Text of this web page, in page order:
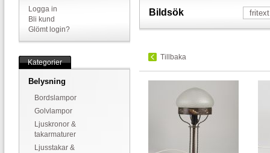
Logga in
Bli kund
Glömt login?
Kategorier
Belysning
Bordslampor
Golvlampor
Ljuskronor &
takarmaturer
Ljusstakar &
Bildsök
Tillbaka